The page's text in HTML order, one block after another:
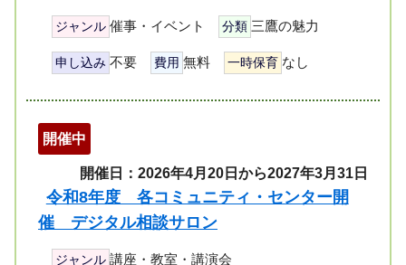
ジャンル 催事・イベント 分類 三鷹の魅力
申し込み 不要 費用 無料 一時保育 なし
開催中
開催日：2026年4月20日から2027年3月31日
令和8年度 各コミュニティ・センター開
催 デジタル相談サロン
ジャンル 講座・教室・講演会